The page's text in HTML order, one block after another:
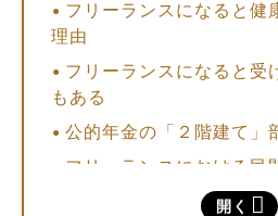
開く
フリーランスになると健
理由
フリーランスになると受
もある
公的年金の「２階建て」
フリーランスにおける民